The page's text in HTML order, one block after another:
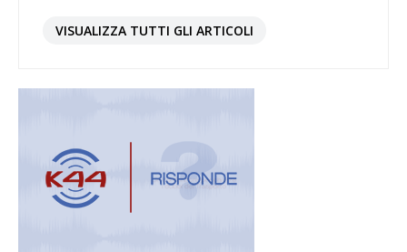
VISUALIZZA TUTTI GLI ARTICOLI